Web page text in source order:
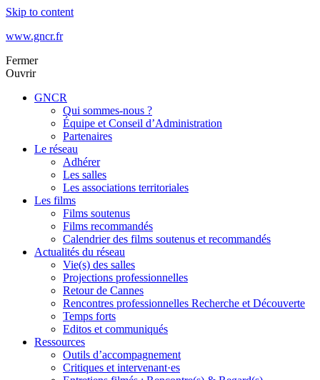
Skip to content
www.gncr.fr
Fermer
Ouvrir
GNCR
Qui sommes-nous ?
Équipe et Conseil d’Administration
Partenaires
Le réseau
Adhérer
Les salles
Les associations territoriales
Les films
Films soutenus
Films recommandés
Calendrier des films soutenus et recommandés
Actualités du réseau
Vie(s) des salles
Projections professionnelles
Retour de Cannes
Rencontres professionnelles Recherche et Découverte
Temps forts
Editos et communiqués
Ressources
Outils d’accompagnement
Critiques et intervenant·es